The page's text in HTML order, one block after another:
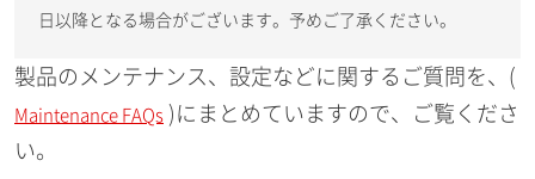
日以降となる場合がございます。予めご了承ください。
製品のメンテナンス、設定などに関するご質問を、(
Maintenance FAQs )にまとめていますので、ご覧くださ
い。